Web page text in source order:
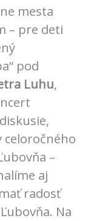
mesta
– pre deti
pod
Luhu,
–
aj
radosť
Na